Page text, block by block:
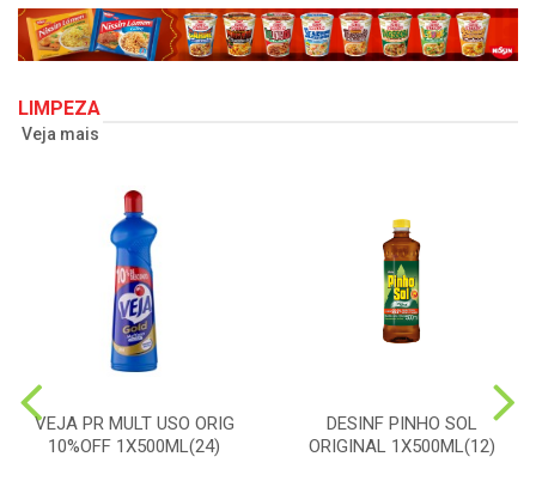
LIMPEZA
Veja mais
VEJA PR MULT USO ORIG
10%OFF 1X500ML(24)
DESINF PINHO SOL
ORIGINAL 1X500ML(12)